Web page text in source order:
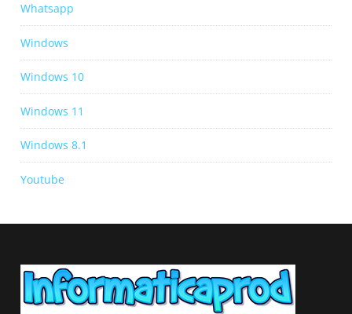
Whatsapp
Windows
Windows 10
Windows 11
Windows 8.1
Youtube